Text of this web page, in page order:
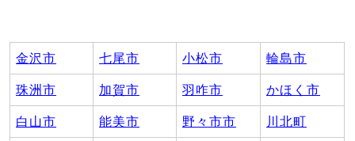
金沢市 七尾市 小松市 輪島市
珠洲市 加賀市 羽咋市 かほく市
白山市 能美市 野々市市 川北町